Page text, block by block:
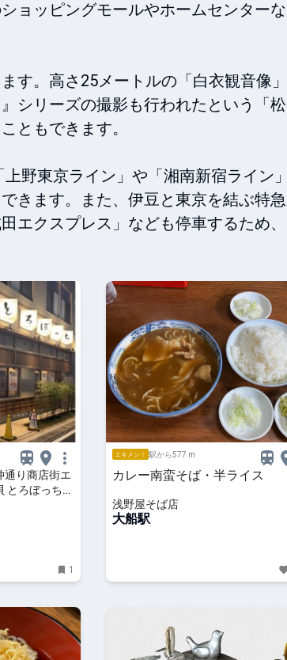
ョッピングモールやホームセンターな
す。高さ25メートルの「白衣観音像」
シリーズの撮影も行われたという「松
ともできます。
野東京ライン」や「湘南新宿ライン」
きます。また、伊豆と東京を結ぶ特急
エクスプレス」なども停車するため、
通り商店街エ
とろぼっち
1
エキメシ！ 駅から577 m
カレー南蛮そば・半ライス
浅野屋そば店
大船駅